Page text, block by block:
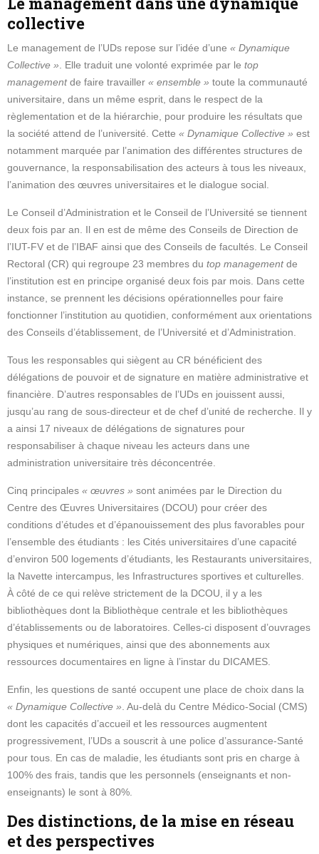
collective
Le management de l’UDs repose sur l’idée d’une « Dynamique
Collective » . Elle traduit une volonté exprimée par le top
managementde faire travailler « ensemble » toute la communauté
universitaire, dans un même esprit, dans le respect de la
règlementation et de la hiérarchie, pour produire les résultats que
la société attend de l’université. Cette « Dynamique Collective » est
notamment marquée par l’animation des différentes structures de
gouvernance, la responsabilisation des acteurs à tous les niveaux,
l’animation des œuvres universitaires et le dialogue social.
Le Conseil d’Administration et le Conseil de l’Université se tiennent
deux fois par an. Il en est de même des Conseils de Direction de
l’IUT-FV et de l’IBAF ainsi que des Conseils de facultés. Le Conseil
Rectoral (CR) qui regroupe 23 membres du top managementde
l’institution est en principe organisé deux fois par mois. Dans cette
instance, se prennent les décisions opérationnelles pour faire
fonctionner l’institution au quotidien, conformément aux orientations
des Conseils d’établissement, de l’Université et d’Administration.
Tous les responsables qui siègent au CR bénéficient des
délégations de pouvoir et de signature en matière administrative et
financière. D’autres responsables de l’UDs en jouissent aussi,
jusqu’au rang de sous-directeur et de chef d’unité de recherche. Il y
a ainsi 17 niveaux de délégations de signatures pour
responsabiliser à chaque niveau les acteurs dans une
administration universitaire très déconcentrée.
Cinq principales « œuvres » sont animées par le Direction du
Centre des Œuvres Universitaires (DCOU) pour créer des
conditions d’études et d’épanouissement des plus favorables pour
l’ensemble des étudiants : les Cités universitaires d’une capacité
d’environ 500 logements d’étudiants, les Restaurants universitaires,
la Navette intercampus, les Infrastructures sportives et culturelles.
À côté de ce qui relève strictement de la DCOU, il y a les
bibliothèques dont la Bibliothèque centrale et les bibliothèques
d’établissements ou de laboratoires. Celles-ci disposent d’ouvrages
physiques et numériques, ainsi que des abonnements aux
ressources documentaires en ligne à l’instar du DICAMES.
Enfin, les questions de santé occupent une place de choix dans la
« Dynamique Collective » . Au-delà du Centre Médico-Social (CMS)
dont les capacités d’accueil et les ressources augmentent
progressivement, l’UDs a souscrit à une police d’assurance-Santé
pour tous. En cas de maladie, les étudiants sont pris en charge à
100% des frais, tandis que les personnels (enseignants et non-
enseignants) le sont à 80%.
Des distinctions, de la mise en réseau
et des perspectives